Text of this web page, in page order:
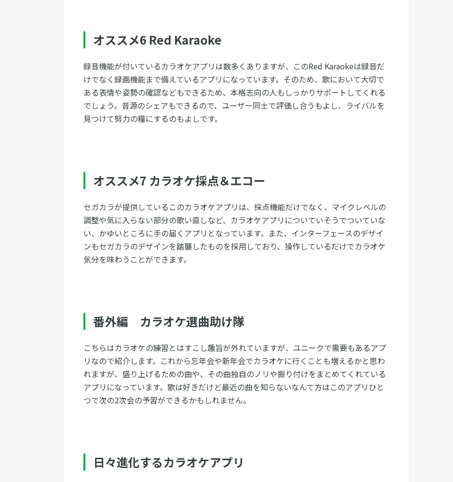
オススメ6 Red Karaoke
録音機能が付いているカラオケアプリは数多くありますが、このRed Karaokeは録音だ
けでなく録画機能まで備えているアプリになっています。そのため、歌において大切で
ある表情や姿勢の確認などもできるため、本格志向の人もしっかりサポートしてくれる
でしょう。音源のシェアもできるので、ユーザー同士で評価し合うもよし、ライバルを
見つけて努力の糧にするのもよしです。
オススメ7 カラオケ採点＆エコー
セガカラが提供しているこのカラオケアプリは、採点機能だけでなく、マイクレベルの
調整や気に入らない部分の歌い直しなど、カラオケアプリについていそうでついていな
い、かゆいところに手の届くアプリとなっています。また、インターフェースのデザイ
ンもセガカラのデザインを踏襲したものを採用しており、操作しているだけでカラオケ
気分を味わうことができます。
番外編 カラオケ選曲助け隊
こちらはカラオケの練習とはすこし趣旨が外れていますが、ユニークで需要もあるアプ
リなので紹介します。これから忘年会や新年会でカラオケに行くことも増えるかと思わ
れますが、盛り上げるための曲や、その曲独自のノリや振り付けをまとめてくれている
アプリになっています。歌は好きだけど最近の曲を知らないなんて方はこのアプリひと
つで次の2次会の予習ができるかもしれません。
日々進化するカラオケアプリ